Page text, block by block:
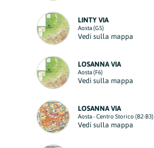
LINTY VIA
Aosta (G5)
Vedi sulla mappa
LOSANNA VIA
Aosta (F6)
Vedi sulla mappa
LOSANNA VIA
Aosta - Centro Storico (B2-B3)
Vedi sulla mappa